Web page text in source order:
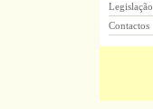
Legislação
Contactos